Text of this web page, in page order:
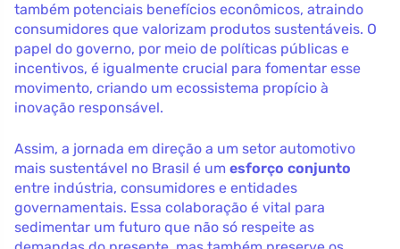
também potenciais benefícios econômicos, atraindo
consumidores que valorizam produtos sustentáveis. O
papel do governo, por meio de políticas públicas e
incentivos, é igualmente crucial para fomentar esse
movimento, criando um ecossistema propício à
inovação responsável.
Assim, a jornada em direção a um setor automotivo
mais sustentável no Brasil é um esforço conjunto
entre indústria, consumidores e entidades
governamentais. Essa colaboração é vital para
sedimentar um futuro que não só respeite as